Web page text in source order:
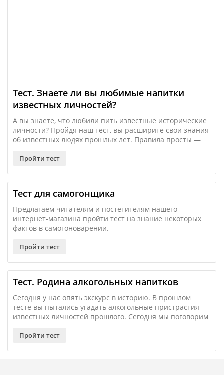
Тест. Знаете ли вы любимые напитки
известных личностей?
А вы знаете, что любили пить известные исторические
личности? Пройдя наш тест, вы расширите свои знания
об известных людях прошлых лет. Правила просты —
ответа. Приготовились? Тогда поехали!
Пройти тест
Тест для самогонщика
Предлагаем читателям и постетителям нашего
интернет-магазина пройти тест на знание некоторых
фактов в самогоноварении.
Пройти тест
Тест. Родина алкогольных напитков
Сегодня у нас опять экскурс в историю. В прошлом
тесте вы пытались угадать алкогольные пристрастия
известных личностей прошлого. Сегодня мы поговорим
рождения. Все, что нужно – указать страну, в которой
Пройти тест